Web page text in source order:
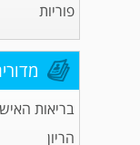
פוריות
בריאות
הריון